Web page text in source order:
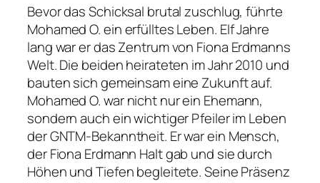
Bevor das Schicksal brutal zuschlug, führte
Mohamed O. ein erfülltes Leben. Elf Jahre
lang war er das Zentrum von Fiona Erdmanns
Welt. Die beiden heirateten im Jahr 2010 und
bauten sich gemeinsam eine Zukunft auf.
Mohamed O. war nicht nur ein Ehemann,
sondern auch ein wichtiger Pfeiler im Leben
der GNTM-Bekanntheit. Er war ein Mensch,
der Fiona Erdmann Halt gab und sie durch
Höhen und Tiefen begleitete. Seine Präsenz